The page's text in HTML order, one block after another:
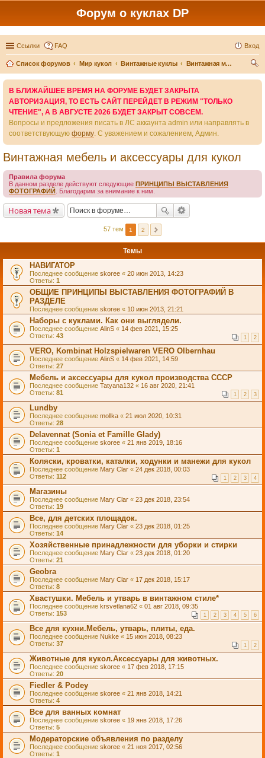
Форум о куклах DP
Ссылки FAQ Вход
Список форумов Мир кукол Винтажные куклы
Винтажная мебель и аксессуары для кукол
В БЛИЖАЙШЕЕ ВРЕМЯ НА ФОРУМЕ БУДЕТ ЗАКРЫТА
АВТОРИЗАЦИЯ, ТО ЕСТЬ САЙТ ПЕРЕЙДЕТ В РЕЖИМ "ТОЛЬКО
ЧТЕНИЕ", А В АВГУСТЕ 2026 БУДЕТ ЗАКРЫТ СОВСЕМ.
Вопросы и предложения писать в ЛС аккаунта admin или направлять в
соответствующую форму. С уважением и сожалением, Админ.
Винтажная мебель и аксессуары для кукол
Правила форума
В данном разделе действуют следующие ПРИНЦИПЫ ВЫСТАВЛЕНИЯ
ФОТОГРАФИЙ . Благодарим за внимание к ним.
Новая тема
57 тем 1 2
Темы
НАВИГАТОР
Последнее сообщение skoree « 20 июн 2013, 14:23
Ответы: 1
ОБЩИЕ ПРИНЦИПЫ ВЫСТАВЛЕНИЯ ФОТОГРАФИЙ В
РАЗДЕЛЕ
Последнее сообщение skoree « 10 июн 2013, 21:21
Наборы с куклами. Как они выглядели.
Последнее сообщение AlinS « 14 фев 2021, 15:25
Ответы: 43 1 2
VERO, Kombinat Holzspielwaren VERO Olbernhau
Последнее сообщение AlinS « 14 фев 2021, 14:59
Ответы: 27
Мебель и аксессуары для кукол производства СССР
Последнее сообщение Tatyana132 « 16 авг 2020, 21:41
Ответы: 81 1 2 3
Lundby
Последнее сообщение mollka « 21 июл 2020, 10:31
Ответы: 28
Delavennat (Sonia et Famille Glady)
Последнее сообщение skoree « 21 янв 2019, 18:16
Ответы: 1
Коляски, кроватки, каталки, ходунки и манежи для кукол
Последнее сообщение Mary Clar « 24 дек 2018, 00:03
Ответы: 112 1 2 3 4
Магазины
Последнее сообщение Mary Clar « 23 дек 2018, 23:54
Ответы: 19
Все, для детских площадок.
Последнее сообщение Mary Clar « 23 дек 2018, 01:25
Ответы: 14
Хозяйственные принадлежности для уборки и стирки
Последнее сообщение Mary Clar « 23 дек 2018, 01:20
Ответы: 21
Geobra
Последнее сообщение Mary Clar « 17 дек 2018, 15:17
Ответы: 8
Хвастушки. Мебель и утварь в винтажном стиле*
Последнее сообщение krsvetlana62 « 01 авг 2018, 09:35
Ответы: 153 1 2 3 4 5 6
Все для кухни.Мебель, утварь, плиты, еда.
Последнее сообщение Nukke « 15 июн 2018, 08:23
Ответы: 37 1 2
Животные для кукол.Аксессуары для животных.
Последнее сообщение skoree « 17 фев 2018, 17:15
Ответы: 20
Fiedler & Podey
Последнее сообщение skoree « 21 янв 2018, 14:21
Ответы: 4
Все для ванных комнат
Последнее сообщение skoree « 19 янв 2018, 17:26
Ответы: 5
Модераторские объявления по разделу
Последнее сообщение skoree « 21 ноя 2017, 02:56
Ответы: 1